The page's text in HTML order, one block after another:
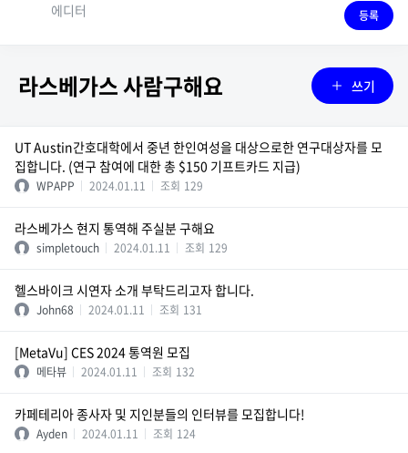
에디터 등록
라스베가스 사람구해요 쓰기
UT Austin간호대학에서 중년 한인여성을 대상으로한 연구대상자를 모
집합니다. (연구 참여에 대한 총 $150 기프트카드 지급)
WPAPP 2024.01.11 조회 129
라스베가스 현지 통역해 주실분 구해요
simpletouch 2024.01.11 조회 129
헬스바이크 시연자 소개 부탁드리고자 합니다.
John68 2024.01.11 조회 131
[MetaVu] CES 2024 통역원 모집
메타뷰 2024.01.11 조회 132
카페테리아 종사자 및 지인분들의 인터뷰를 모집합니다!
Ayden 2024.01.11 조회 124